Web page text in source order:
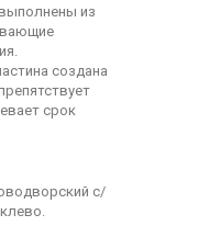
из
создана
срок
с/